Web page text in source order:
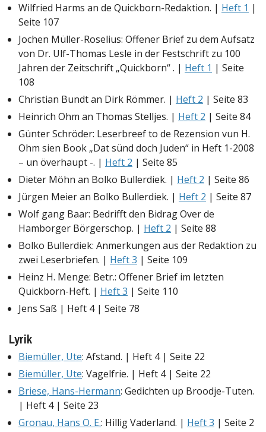
Wilfried Harms an de Quickborn-Redaktion. | Heft 1 |
Seite 107
Jochen Müller-Roselius: Offener Brief zu dem Aufsatz
von Dr. Ulf-Thomas Lesle in der Festschrift zu 100
Jahren der Zeitschrift „Quickborn“ . | Heft 1 | Seite
108
Christian Bundt an Dirk Römmer. | Heft 2 | Seite 83
Heinrich Ohm an Thomas Stelljes. | Heft 2 | Seite 84
Günter Schröder: Leserbreef to de Rezension vun H.
Ohm sien Book „Dat sünd doch Juden“ in Heft 1-2008
– un överhaupt -. | Heft 2 | Seite 85
Dieter Möhn an Bolko Bullerdiek. | Heft 2 | Seite 86
Jürgen Meier an Bolko Bullerdiek. | Heft 2 | Seite 87
Wolf gang Baar: Bedrifft den Bidrag Over de
Hamborger Börgerschop. | Heft 2 | Seite 88
Bolko Bullerdiek: Anmerkungen aus der Redaktion zu
zwei Leserbriefen. | Heft 3 | Seite 109
Heinz H. Menge: Betr.: Offener Brief im letzten
Quickborn-Heft. | Heft 3 | Seite 110
Jens Saß | Heft 4 | Seite 78
Lyrik
Biemüller, Ute: Afstand. | Heft 4 | Seite 22
Biemüller, Ute: Vagelfrie. | Heft 4 | Seite 22
Briese, Hans-Hermann: Gedichten up Broodje-Tuten.
| Heft 4 | Seite 23
Gronau, Hans O. E.: Hillig Vaderland. | Heft 3 | Seite 2